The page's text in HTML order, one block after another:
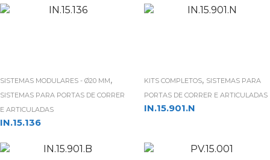
SISTEMAS MODULARES - Ø20 MM,
SISTEMAS PARA PORTAS DE CORRER
E ARTICULADAS
IN.15.136
KITS COMPLETOS, SISTEMAS PARA
PORTAS DE CORRER E ARTICULADAS
IN.15.901.N